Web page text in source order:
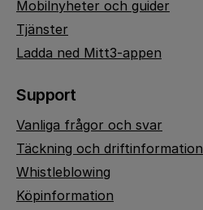
Mobilnyheter och guider
Tjänster
Ladda ned Mitt3-appen
Support
Vanliga frågor och svar
Täckning och driftinformation
Whistleblowing
Köpinformation